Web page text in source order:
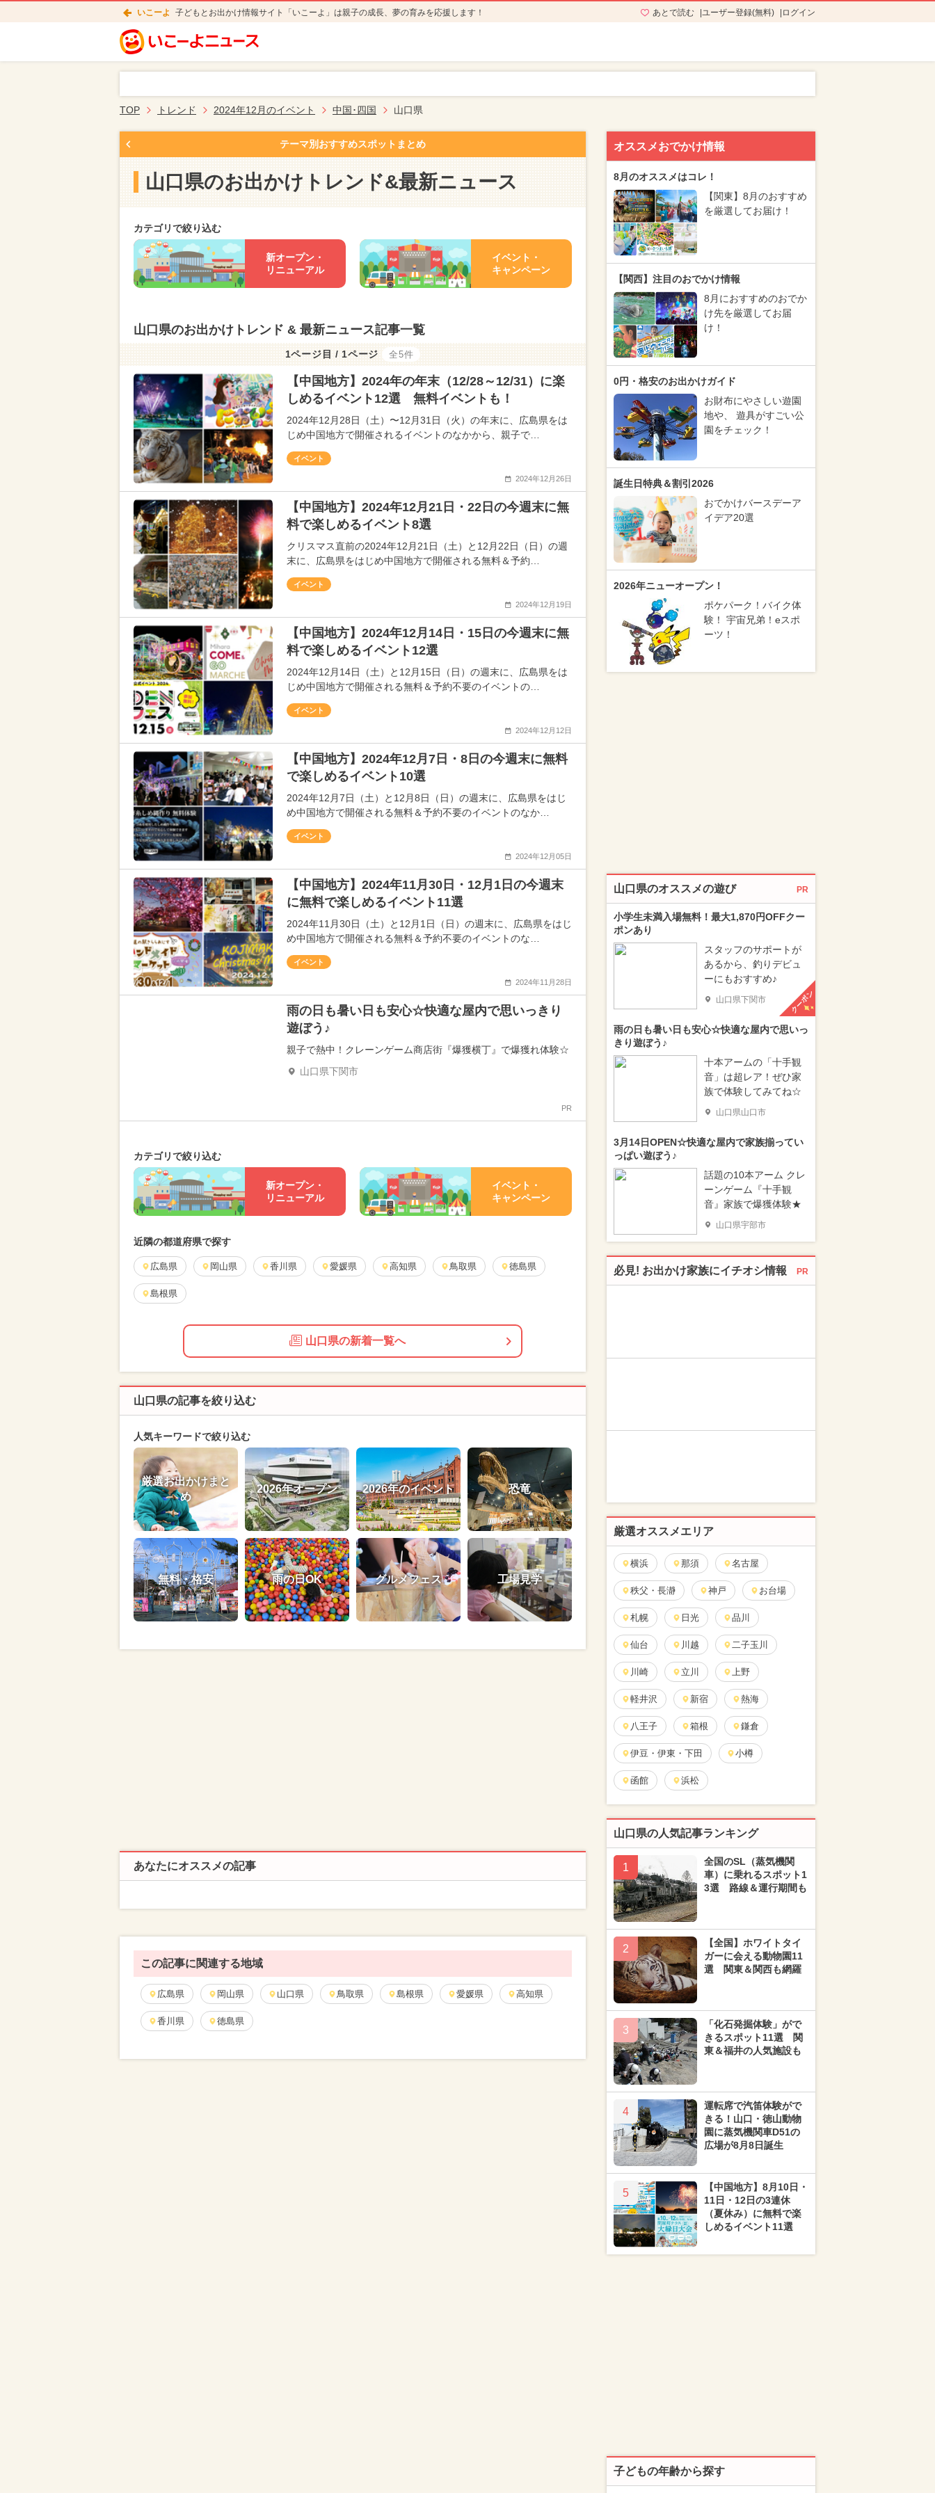
いこーよ 子どもとお出かけ情報サイト「いこーよ」は親子の成長、夢の育みを応援します！ あとで読む ユーザー登録(無料) ログイン
TOP トレンド 2024年12月のイベント 中国･四国 山口県
テーマ別おすすめスポットまとめ
山口県のお出かけトレンド&最新ニュース
カテゴリで絞り込む
新オープン・
リニューアル
イベント・
キャンペーン
山口県のお出かけトレンド & 最新ニュース記事一覧
1ページ目 / 1ページ 全5件
【中国地方】2024年の年末（12/28～12/31）に楽
しめるイベント12選 無料イベントも！
2024年12月28日（土）〜12月31日（火）の年末に、広島県をは
じめ中国地方で開催されるイベントのなかから、親子で…
イベント
2024年12月26日
【中国地方】2024年12月21日・22日の今週末に無
料で楽しめるイベント8選
クリスマス直前の2024年12月21日（土）と12月22日（日）の週
末に、広島県をはじめ中国地方で開催される無料＆予約…
イベント
2024年12月19日
【中国地方】2024年12月14日・15日の今週末に無
料で楽しめるイベント12選
2024年12月14日（土）と12月15日（日）の週末に、広島県をは
じめ中国地方で開催される無料＆予約不要のイベントの…
イベント
2024年12月12日
【中国地方】2024年12月7日・8日の今週末に無料
で楽しめるイベント10選
2024年12月7日（土）と12月8日（日）の週末に、広島県をはじ
め中国地方で開催される無料＆予約不要のイベントのなか…
イベント
2024年12月05日
【中国地方】2024年11月30日・12月1日の今週末
に無料で楽しめるイベント11選
2024年11月30日（土）と12月1日（日）の週末に、広島県をはじ
め中国地方で開催される無料＆予約不要のイベントのな…
イベント
2024年11月28日
雨の日も暑い日も安心☆快適な屋内で思いっきり
遊ぼう♪
親子で熱中！クレーンゲーム商店街『爆獲横丁』で爆獲れ体験☆
山口県下関市
PR
カテゴリで絞り込む
新オープン・
リニューアル
イベント・
キャンペーン
近隣の都道府県で探す
広島県 岡山県 香川県 愛媛県 高知県 鳥取県 徳島県
島根県
山口県の新着一覧へ
山口県の記事を絞り込む
人気キーワードで絞り込む
厳選お出かけまと
め
2026年オープン 2026年のイベント 恐竜
無料・格安 雨の日OK グルメフェス 工場見学
あなたにオススメの記事
この記事に関連する地域
広島県 岡山県 山口県 鳥取県 島根県 愛媛県 高知県
香川県 徳島県
オススメおでかけ情報
8月のオススメはコレ！
【関東】8月のおすすめ
を厳選してお届け！
【関西】注目のおでかけ情報
8月におすすめのおでか
け先を厳選してお届
け！
0円・格安のお出かけガイド
お財布にやさしい遊園
地や、 遊具がすごい公
園をチェック！
誕生日特典＆割引2026
おでかけバースデーア
イデア20選
2026年ニューオープン！
ポケパーク！バイク体
験！ 宇宙兄弟！eスポ
ーツ！
山口県のオススメの遊び PR
小学生未満入場無料！最大1,870円OFFクー
ポンあり
スタッフのサポートが
あるから、釣りデビュ
ーにもおすすめ♪
山口県下関市 クーポン
雨の日も暑い日も安心☆快適な屋内で思いっ
きり遊ぼう♪
十本アームの「十手観
音」は超レア！ぜひ家
族で体験してみてね☆
山口県山口市
3月14日OPEN☆快適な屋内で家族揃ってい
っぱい遊ぼう♪
話題の10本アーム クレ
ーンゲーム『十手観
音』家族で爆獲体験★
山口県宇部市
必見! お出かけ家族にイチオシ情報 PR
厳選オススメエリア
横浜 那須 名古屋
秩父・長瀞 神戸 お台場
札幌 日光 品川
仙台 川越 二子玉川
川崎 立川 上野
軽井沢 新宿 熱海
八王子 箱根 鎌倉
伊豆・伊東・下田 小樽
函館 浜松
山口県の人気記事ランキング
1
全国のSL（蒸気機関
車）に乗れるスポット1
3選 路線＆運行期間も
2
【全国】ホワイトタイ
ガーに会える動物園11
選 関東＆関西も網羅
3
「化石発掘体験」がで
きるスポット11選 関
東＆福井の人気施設も
4
運転席で汽笛体験がで
きる！山口・徳山動物
園に蒸気機関車D51の
広場が8月8日誕生
5
【中国地方】8月10日・
11日・12日の3連休
（夏休み）に無料で楽
しめるイベント11選
子どもの年齢から探す